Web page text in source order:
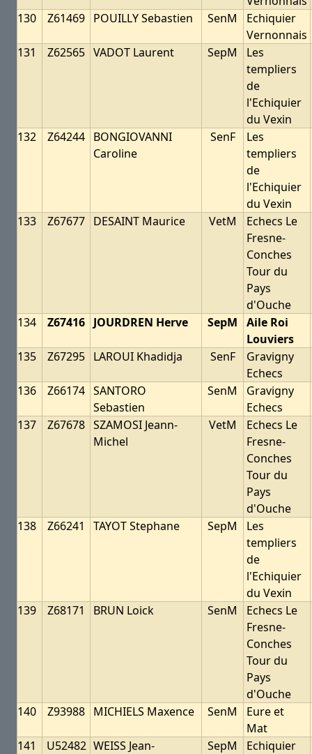
130
Z61469 POUILLY Sebastien SenM
Echiquier
Vernonnais
131
Z62565 VADOT Laurent SepM
Les
templiers
de
l'Echiquier
du Vexin
132
Z64244 BONGIOVANNI
Caroline
SenF
Les
templiers
de
l'Echiquier
du Vexin
133
Z67677 DESAINT Maurice VetM
Echecs Le
Fresne-
Conches
Tour du
Pays
d'Ouche
134
Z67416 JOURDREN Herve SepM
Aile Roi
Louviers
135
Z67295 LAROUI Khadidja SenF
Gravigny
Echecs
136
Z66174 SANTORO
Sebastien
SenM
Gravigny
Echecs
137
Z67678 SZAMOSI Jeann-
Michel
VetM
Echecs Le
Fresne-
Conches
Tour du
Pays
d'Ouche
138
Z66241 TAYOT Stephane SepM
Les
templiers
de
l'Echiquier
du Vexin
139
Z68171 BRUN Loick SenM
Echecs Le
Fresne-
Conches
Tour du
Pays
d'Ouche
140
Z93988 MICHIELS Maxence SenM
Eure et
Mat
141
U52482 WEISS Jean-
SepM
Echiquier